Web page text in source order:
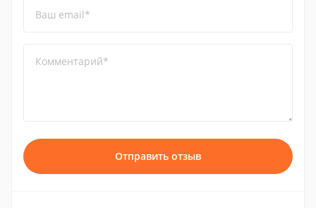
Ваш email*
Комментарий*
Отправить отзыв